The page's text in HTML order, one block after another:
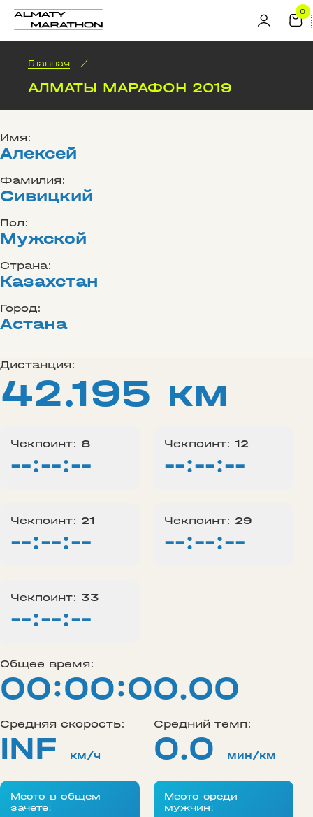
Главная /
АЛМАТЫ МАРАФОН 2019
Имя:
Алексей
Фамилия:
Сивицкий
Пол:
Мужской
Страна:
Казахстан
Город:
Астана
Дистанция:
42.195 км
Чекпоинт: 8
--:--:--
Чекпоинт: 12
--:--:--
Чекпоинт: 21
--:--:--
Чекпоинт: 29
--:--:--
Чекпоинт: 33
--:--:--
Общее время:
00:00:00.00
Средняя скорость:
INF км/ч
Средний темп:
0.0 мин/км
Место в общем
зачете:
Место среди
мужчин: